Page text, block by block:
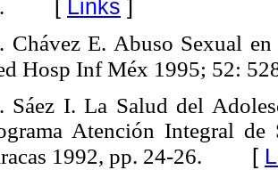
[ Links ]
Chávez E. Abuso Sexual
Hosp Inf Méx 1995; 52:
Sáez I. La Salud del
Atención Integral
1992, pp. 24-26. [